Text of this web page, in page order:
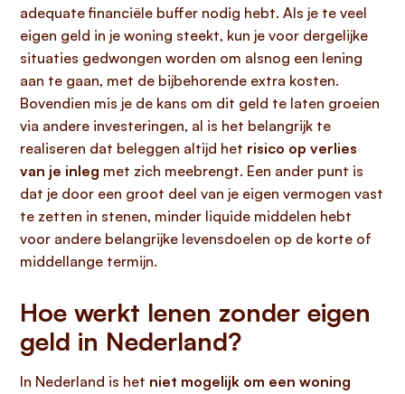
adequate financiële buffer nodig hebt. Als je te veel
eigen geld in je woning steekt, kun je voor dergelijke
situaties gedwongen worden om alsnog een lening
aan te gaan, met de bijbehorende extra kosten.
Bovendien mis je de kans om dit geld te laten groeien
via andere investeringen, al is het belangrijk te
realiseren dat beleggen altijd het risico op verlies
van je inleg met zich meebrengt. Een ander punt is
dat je door een groot deel van je eigen vermogen vast
te zetten in stenen, minder liquide middelen hebt
voor andere belangrijke levensdoelen op de korte of
middellange termijn.
Hoe werkt lenen zonder eigen
geld in Nederland?
In Nederland is het niet mogelijk om een woning